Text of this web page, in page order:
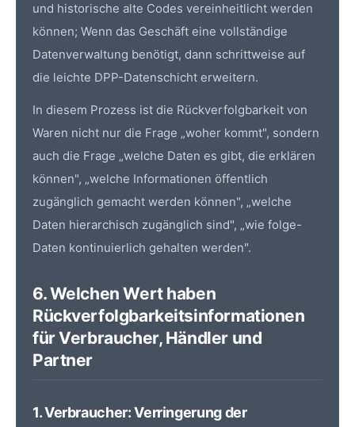
und historische alte Codes vereinheitlicht werden
können; Wenn das Geschäft eine vollständige
Datenverwaltung benötigt, dann schrittweise auf
die leichte DPP-Datenschicht erweitern.
In diesem Prozess ist die Rückverfolgbarkeit von
Waren nicht nur die Frage „woher kommt", sondern
auch die Frage „welche Daten es gibt, die erklären
können", „welche Informationen öffentlich
zugänglich gemacht werden können", „welche
Daten hierarchisch zugänglich sind", „wie folge-
Daten kontinuierlich gehalten werden".
6. Welchen Wert haben
Rückverfolgbarkeitsinformationen
für Verbraucher, Händler und
Partner
1. Verbraucher: Verringerung der